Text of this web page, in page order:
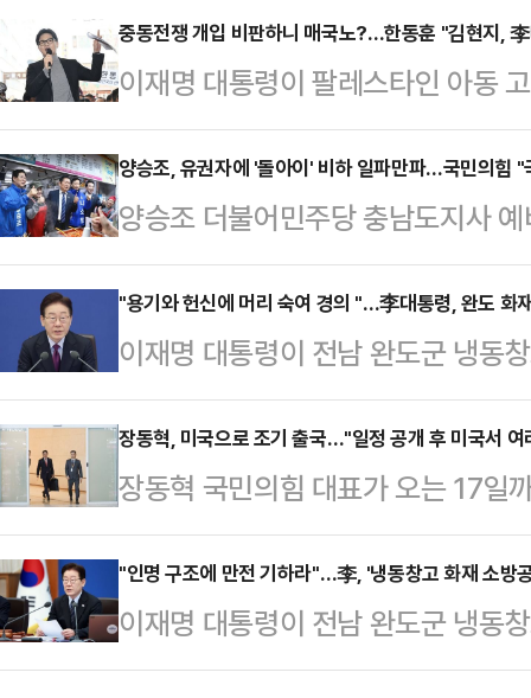
중동전쟁 개입 비판하니 매국노?…한동훈 "김현지,
이재명 대통령이 팔레스타인 아동
스라엘 정부와 외교적 분쟁을 벌이
욕을 위해 국익을 훼손하는 자들을
훈 전 국민의힘 대표는 "국익을 위
안 켜고 덜컥 끼어들어 놓고 비판하
표는 12일 페이스북을 통해 "이 대
에서 말릴 사람 하나 없는가. 김현
이같이 적었다…
양승조, 유권자에 '돌아이' 비하 일파만파…국민의힘
양승조 더불어민주당 충남도지사
한 유권자를 향해 "돌아이구나"라
로 보고 있는지 그대로 드러났다"
일 논평을 통해 "양 후보는 자신을
는 인식을 보여줬다"고 비판했다.
진행한 자신의 유튜브 채널 라이브
"민주당이 아니다"라고 밝히자 "돌
은 "반대 목소리는 조롱…
"용기와 헌신에 머리 숙여 경의 "…李대통령, 완도 화
이재명 대통령이 전남 완도군 냉동
명이 사망한 것과 관련해 "마지막
통령은 12일 엑스(X·옛 트위터)를
던 소방대원 두 분의 순직을 보고받
과 안전을 지키기 위해 가장 위험한
다"며 "그 용기와 헌신에 머리 숙여
이번 사고를 엄중히 받아들인다"며
임무를 수…
장동혁, 미국으로 조기 출국…"일정 공개 후 미국서 여
장동혁 국민의힘 대표가 오는 17일
난 11일 출국했다. 당초 14일 출국
각계에서 면담 요청이 쇄도하자 변
서 기자들과 만나 "미국 측의 요청
"방미 일정이 공개되고 난 이후에
"인명 구조에 만전 기하라"…李, '냉동창고 화재 소방
이재명 대통령이 전남 완도군 냉동
고를 당한 것과 관련해 "사고 수습